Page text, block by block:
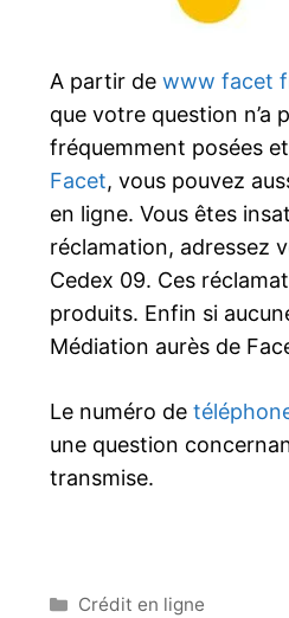
A partir de www facet
que votre question n’a
fréquemment posées
Facet, vous pouvez
en ligne. Vous êtes
réclamation, adressez
Cedex 09. Ces
produits. Enfin si
Médiation aurès de
Le numéro de
une question
transmise.
Catégories
Crédit en ligne